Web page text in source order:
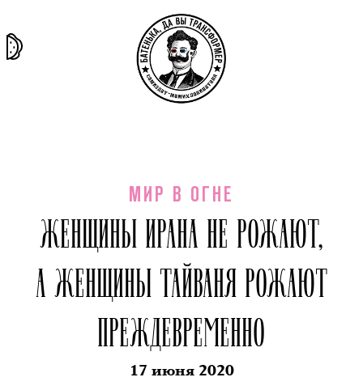
МИР В ОГНЕ
ЖЕНЩИНЫ ИРАНА НЕ РОЖАЮТ,
А ЖЕНЩИНЫ ТАЙВАНЯ РОЖАЮТ
ПРЕЖДЕВРЕМЕННО
17 июня 2020